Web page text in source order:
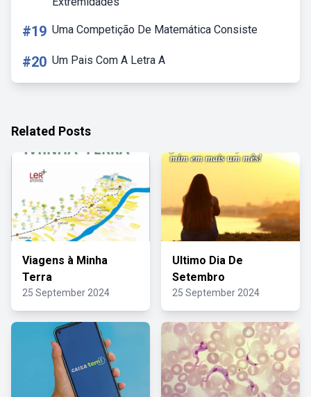
#19 Uma Competição De Matemática Consiste
#20 Um Pais Com A Letra A
Related Posts
Viagens à Minha
Terra
25 September 2024
Ultimo Dia De
Setembro
25 September 2024